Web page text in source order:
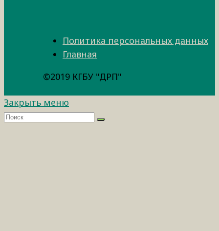
Политика персональных данных
Главная
©2019 КГБУ "ДРП"
Закрыть меню